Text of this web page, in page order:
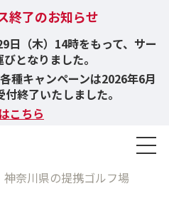
終了のお知らせ
日（木）14時をもって、サー
となりました。
種キャンペーンは2026年6月
終了いたしました。
こちら
神奈川県の提携ゴルフ場